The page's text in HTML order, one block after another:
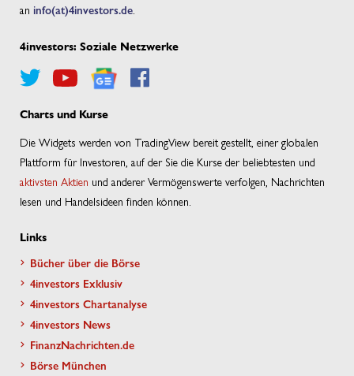
an info(at)4investors.de
4investors: Soziale Netzwerke
Charts und Kurse
Die Widgets werden von TradingView bereit gestellt, einer globalen
Plattform für Investoren, auf der Sie die Kurse der beliebtesten und
aktivsten Aktien und anderer Vermögenswerte verfolgen, Nachrichten
lesen und Handelsideen finden können.
Links
Bücher über die Börse
4investors Exklusiv
4investors Chartanalyse
4investors News
FinanzNachrichten.de
Börse München